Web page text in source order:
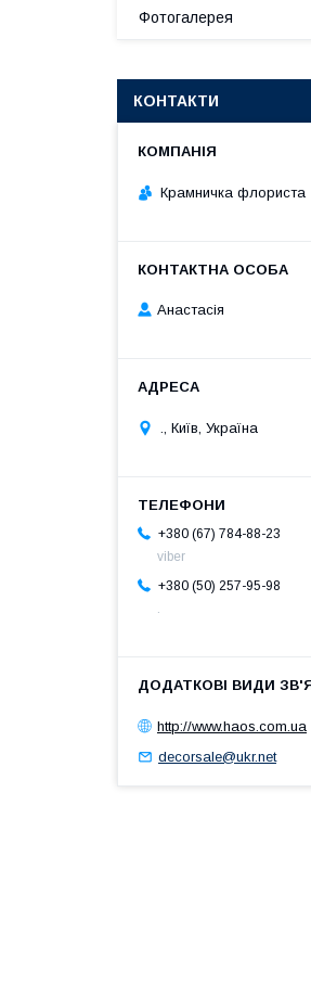
Фотогалерея
КОНТАКТИ
Крамничка флориста
Анастасія
., Київ, Україна
+380 (67) 784-88-23
viber
+380 (50) 257-95-98
.
http://www.haos.com.ua
decorsale@ukr.net